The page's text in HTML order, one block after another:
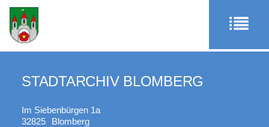
STADTARCHIV BLOMBERG
Im Siebenbürgen 1a
32825
Blomberg